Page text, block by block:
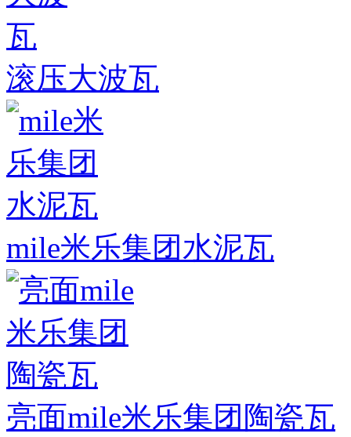
滚压大波瓦
mile米乐集团水泥瓦
亮面mile米乐集团陶瓷瓦